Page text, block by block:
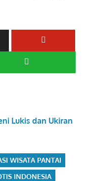
Lukis dan Ukiran
WISATA PANTAI
INDONESIA